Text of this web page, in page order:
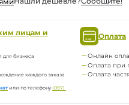
лицам и
для бизнеса
каждого заказа.
или по телефону(097)
Оплата
Онлайн
Оплата при
Оплата